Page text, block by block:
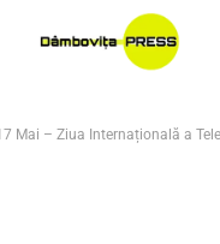
Mai – Ziua Internațională a